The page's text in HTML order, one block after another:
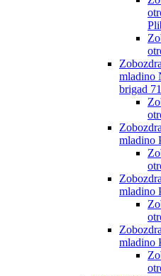
mladino
brigad 71
mladino
mladino
mladino